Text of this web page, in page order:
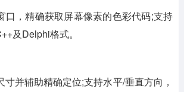
口，精确获取屏幕像素的色彩代码;支持
及Delphi格式。
并辅助精确定位;支持水平/垂直方向，